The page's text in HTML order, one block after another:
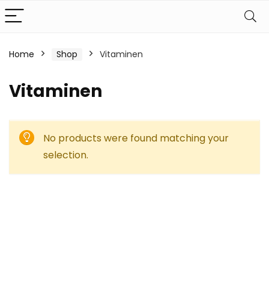
Home Shop Vitaminen
Vitaminen
No products were found matching your
selection.